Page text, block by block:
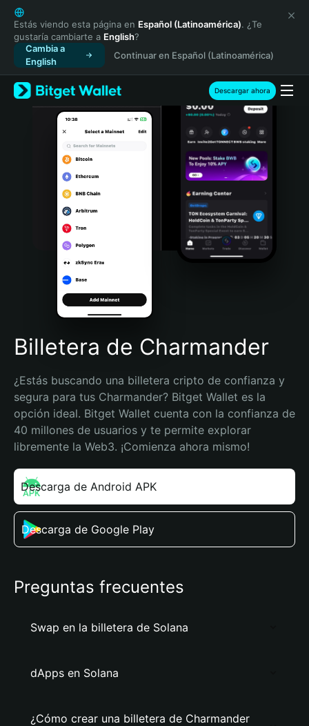
English
日本語
Tiếng Việt
Русский
Español (Latinoamérica)
Türkçe
Italiano
Português (Portugal)
Bahasa Indonesia
Português (Brasil)
Español (Argentina)
Estás viendo esta página en Español (Latinoamérica). ¿Te
gustaría cambiarte a English?
Cambia a
English
Continuar en Español (Latinoamérica)
Descargar ahora
Billetera de Charmander
¿Estás buscando una billetera cripto de confianza y
segura para tus Charmander? Bitget Wallet es la
opción ideal. Bitget Wallet cuenta con la confianza de
40 millones de usuarios y te permite explorar
libremente la Web3. ¡Comienza ahora mismo!
Descarga de Android APK
Descarga de Google Play
Preguntas frecuentes
Swap en la billetera de Solana
dApps en Solana
¿Cómo crear una billetera de Charmander